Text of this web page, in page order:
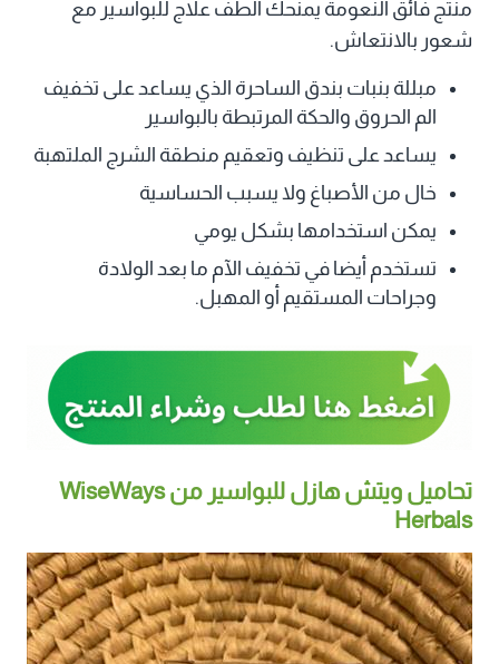
منتج فائق النعومة يمنحك ألطف علاج للبواسير مع
شعور بالانتعاش.
مبللة بنبات بندق الساحرة الذي يساعد على تخفيف
الم الحروق والحكة المرتبطة بالبواسير
يساعد على تنظيف وتعقيم منطقة الشرج الملتهبة
خال من الأصباغ ولا يسبب الحساسية
يمكن استخدامها بشكل يومي
تستخدم أيضا في تخفيف الآم ما بعد الولادة
وجراحات المستقيم أو المهبل.
تحاميل ويتش هازل للبواسير من WiseWays
Herbals